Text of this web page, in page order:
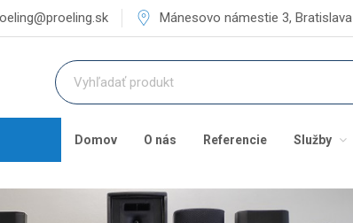
Mánesovo námestie 3, Bratislava
Domov O nás Referencie Služby